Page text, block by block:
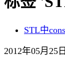
STL中
2012年05月25